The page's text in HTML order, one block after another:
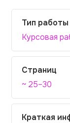
Тип работы
Курсовая
Страниц
~ 25–30
Краткая